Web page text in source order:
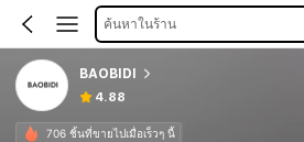
ค้นหาในร้าน
BAOBIDI
4.88
706 ชิ้นที่ขายไปเมื่อเร็วๆ นี้